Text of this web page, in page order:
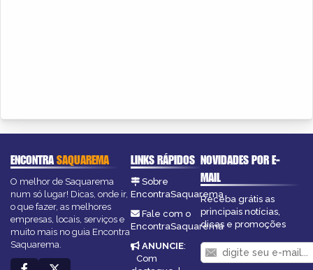
ENCONTRASAQUAREMA
O melhor de Saquarema
num só lugar! Dicas, onde ir,
o que fazer, as melhores
empresas, locais, serviços e
muito mais no guia Encontra
Saquarema.
LINKS RÁPIDOS
Sobre
EncontraSaquarema
Fale com o
EncontraSaquarema
ANUNCIE:
Com
NOVIDADES POR E-
MAIL
Receba grátis as
principais notícias,
dicas e promoções